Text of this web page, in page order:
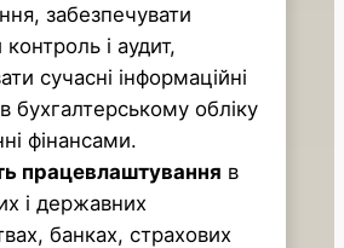
забезпечувати
і аудит,
сучасні інформаційні
бухгалтерському обліку
фінансами.
працевлаштування в
і державних
банках, страхових